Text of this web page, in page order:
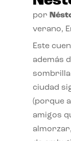
por
verano,
Este
además
ciudad
(porque
amigos